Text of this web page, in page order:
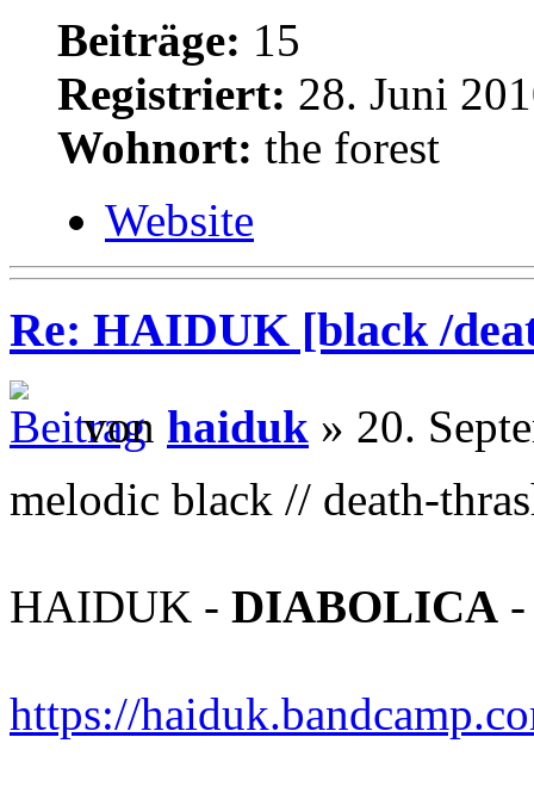
Beiträge: 15
Registriert: 28. Juni
Wohnort: the forest
Website
Re: HAIDUK [black /
von haiduk » 20.
melodic black // death-
HAIDUK - DIABOLICA
https://